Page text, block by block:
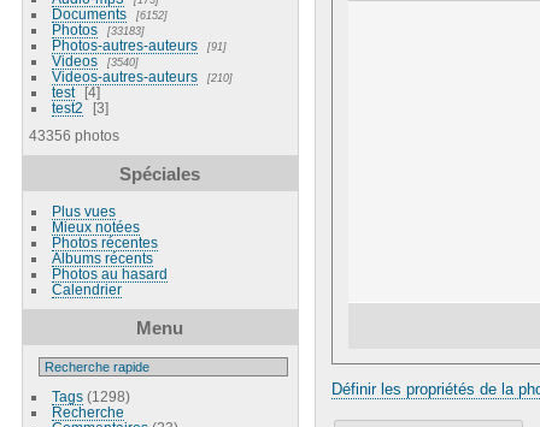
Documents 6152
Photos 33183
Photos-autres-auteurs 91
Videos 3540
Videos-autres-auteurs 210
test
4
test2
3
43356 photos
Spéciales
Plus vues
Mieux notées
Photos récentes
Albums récents
Photos au hasard
Calendrier
Menu
Tags(1298)
Recherche
Définir les propriétés de la